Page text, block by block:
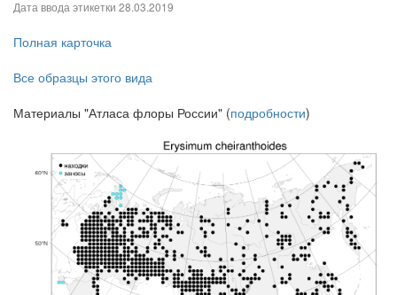
Дата ввода этикетки 28.03.2019
Полная карточка
Все образцы этого вида
Материалы "Атласа флоры России" (подробности)